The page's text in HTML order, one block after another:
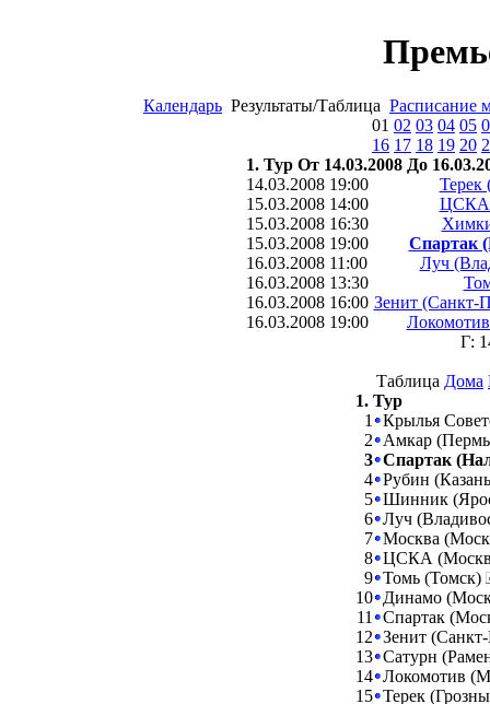
Календарь Результаты/Таблица Расписание
01 02 03 04 05
16 17 18 19 20
1. Тур От 14.03.2008 До
14.03.2008 19:00
Терек
15.03.2008 14:00
ЦСКА
15.03.2008 16:30
15.03.2008 19:00
Спартак
16.03.2008 11:00
Луч
16.03.2008 13:30
16.03.2008 16:00 Зенит (Санкт-
16.03.2008 19:00
Г:
Таблица Дома
1. Тур
1
Крылья
2
Амкар
3 Спартак
4 Рубин
5 Шинник
6 Луч
7 Москва
8 ЦСКА
9 Томь (Томск)
10 Динамо
11
Спартак
12 Зенит
13 Сатурн
14 Локомотив
15 Терек